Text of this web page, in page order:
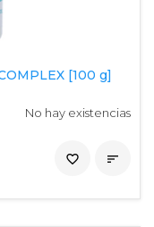
[100 g]
No hay existencias

favorite_border